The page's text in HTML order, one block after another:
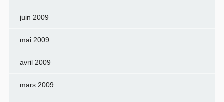
juin 2009
mai 2009
avril 2009
mars 2009